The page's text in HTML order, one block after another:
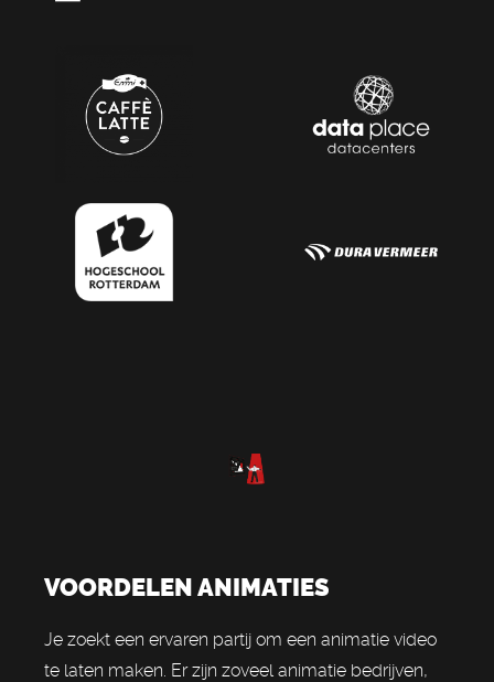
VOORDELEN ANIMATIES
Je zoekt een ervaren partij om een animatie video
te laten maken. Er zijn zoveel animatie bedrijven,